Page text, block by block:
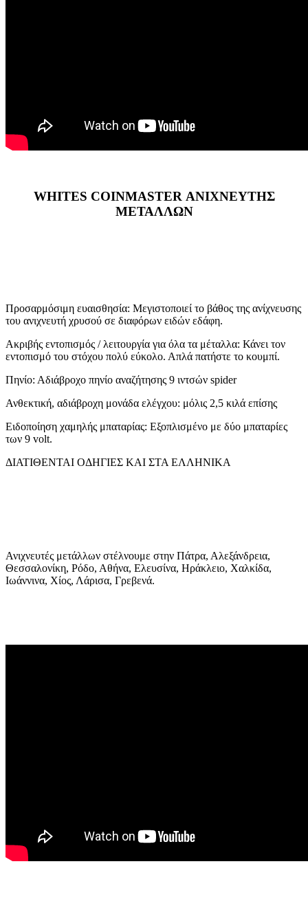
WHITES COINMASTER ΑΝΙΧΝΕΥΤΗΣ
ΜΕΤΑΛΛΩΝ
Προσαρμόσιμη ευαισθησία: Μεγιστοποιεί το βάθος της ανίχνευσης
του ανιχνευτή χρυσού σε διαφόρων ειδών εδάφη.
Ακριβής εντοπισμός / λειτουργία για όλα τα μέταλλα: Κάνει τον
εντοπισμό του στόχου πολύ εύκολο. Απλά πατήστε το κουμπί.
Πηνίο: Αδιάβροχο πηνίο αναζήτησης 9 ιντσών spider
Ανθεκτική, αδιάβροχη μονάδα ελέγχου: μόλις 2,5 κιλά επίσης
Ειδοποίηση χαμηλής μπαταρίας: Εξοπλισμένο με δύο μπαταρίες
των 9 volt.
ΔΙΑΤΙΘΕΝΤΑΙ ΟΔΗΓΙΕΣ ΚΑΙ ΣΤΑ ΕΛΛΗΝΙΚΑ
Ανιχνευτές μετάλλων στέλνουμε στην Πάτρα, Αλεξάνδρεια,
Θεσσαλονίκη, Ρόδο, Αθήνα, Ελευσίνα, Ηράκλειο, Χαλκίδα,
Ιωάννινα, Χίος, Λάρισα, Γρεβενά.